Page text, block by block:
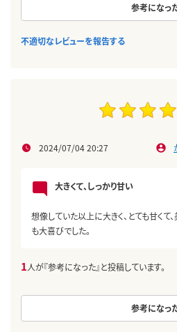
参考になっ
不適切なレビューを報告する
2024/07/04 20:27
大きくて、しっかり甘い
想像していた以上に大きく、とても甘くて
も大喜びでした。
1人が『参考になった』と投稿しています。
参考になっ